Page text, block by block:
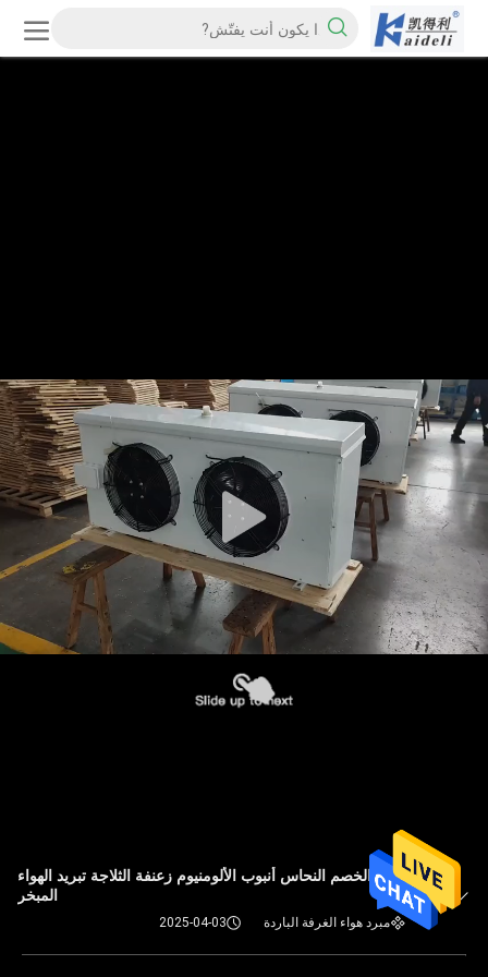
مصنع الخصم النحاس أنبوب الألومنيوم زعنفة الثلاجة تبريد الهواء
المبخر
مبرد هواء الغرفة الباردة 2025-04-03